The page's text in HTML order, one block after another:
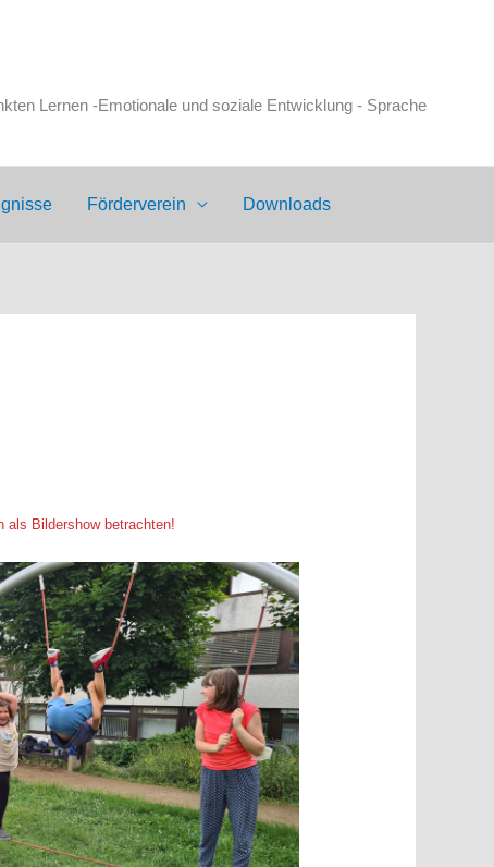
Lernen -Emotionale und soziale Entwicklung - Sprache
Förderverein Downloads
als Bildershow betrachten!